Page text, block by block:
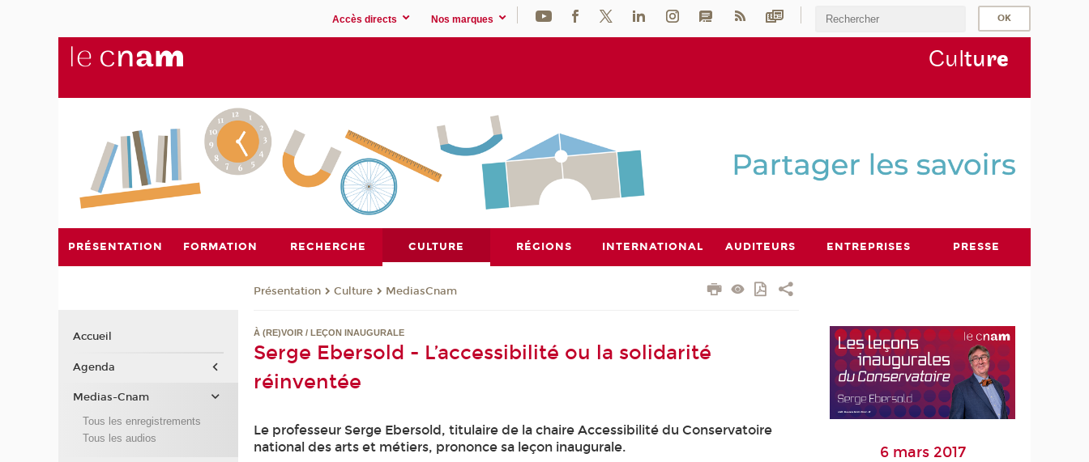
Accès directs Nos marques
Culture
PRÉSENTATION FORMATION RECHERCHE CULTURE RÉGIONS INTERNATIONAL AUDITEURS ENTREPRISES PRESSE
Présentation Culture MediasCnam
À (RE)VOIR / LEÇON INAUGURALE
Serge Ebersold - L’accessibilité ou la solidarité
réinventée
Le professeur Serge Ebersold, titulaire de la chaire Accessibilité du Conservatoire
national des arts et métiers, prononce sa leçon inaugurale.
6 mars 2017
Accueil
Agenda
Medias-Cnam
Tous les enregistrements
Tous les audios